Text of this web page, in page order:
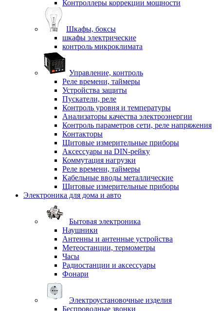
Контроллеры коррекции мощности
Шкафы, боксы
шкафы электрические
контроль микроклимата
Управление, контроль
Реле времени, таймеры
Устройства защиты
Пускатели, реле
Контроль уровня и температуры
Анализаторы качества электроэнергии
Контроль параметров сети, реле напряжения
Контакторы
Щитовые измерительные приборы
Аксессуары на DIN-рейку
Коммутация нагрузки
Реле времени, таймеры
Кабельные вводы металлические
Щитовые измерительные приборы
Электроника для дома и авто
Бытовая электроника
Наушники
Антенны и антенные устройства
Метеостанции, термометры
Часы
Радиостанции и аксессуары
Фонари
Электроустановочные изделия
Беспроводные звонки